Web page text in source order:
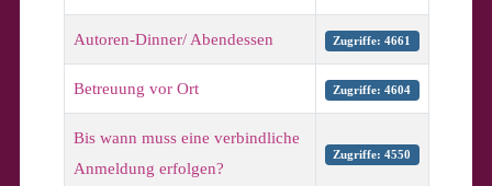
Autoren-Dinner/ Abendessen Zugriffe: 4661
Betreuung vor Ort Zugriffe: 4604
Bis wann muss eine verbindliche
Anmeldung erfolgen?
Zugriffe: 4550